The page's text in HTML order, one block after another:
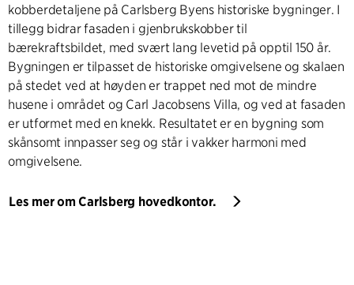
kobberdetaljene på Carlsberg Byens historiske bygninger. I
tillegg bidrar fasaden i gjenbrukskobber til
bærekraftsbildet, med svært lang levetid på opptil 150 år.
Bygningen er tilpasset de historiske omgivelsene og skalaen
på stedet ved at høyden er trappet ned mot de mindre
husene i området og Carl Jacobsens Villa, og ved at fasaden
er utformet med en knekk. Resultatet er en bygning som
skånsomt innpasser seg og står i vakker harmoni med
omgivelsene.
Les mer om Carlsberg hovedkontor.